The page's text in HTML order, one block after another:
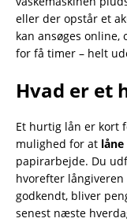
eller der opstår et
kan ansøges
for få timer – helt
Hvad er et
Et hurtig lån er kort
mulighed for at
papirarbejde. Du
hvorefter
godkendt, bliver
senest næste